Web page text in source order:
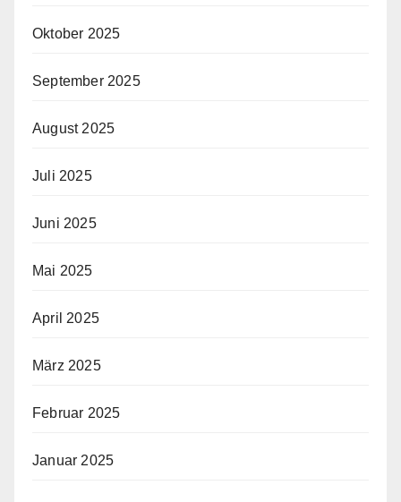
Oktober 2025
September 2025
August 2025
Juli 2025
Juni 2025
Mai 2025
April 2025
März 2025
Februar 2025
Januar 2025